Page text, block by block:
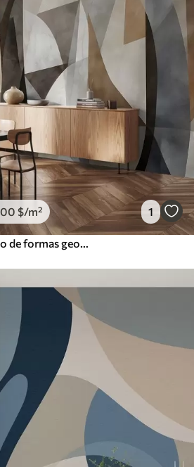
$/m² 1
Arte moderno abstracto de formas geométricas texturadas en tonos marrones, grises y beige